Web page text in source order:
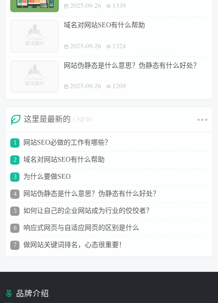
2025-09-26 1339
域名对网站SEO有什么帮助
2025-09-26 1324
网站伪静态是什么意思？伪静态有什么好处？
2025-09-26 1209
这里是最新的 / NEW
1 网站SEO必做的工作有哪些？
2 域名对网站SEO有什么帮助
3 为什么要做SEO
4 网站伪静态是什么意思？伪静态有什么好处？
5 如何让自己的企业网站成为行业的佼佼者？
6 响应式网页与自适应网页的区别是什么
7 做网站关键词排名，心态很重要！
品牌介绍